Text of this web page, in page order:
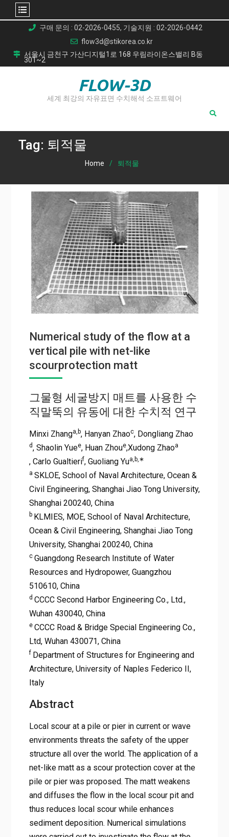
content
구매 문의 : 02-2026-0455, 기술지원 : 02-2026-0442
flow3d@stikorea.co.kr
서울시 금천구 가산디지털1로 168 우림라이온스밸리 B동
301~2
FLOW-3D
세계 최강의 자유표면 수치해석 소프트웨어
Tag: 퇴적물
Home 퇴적물
Numerical study of the flow at a
vertical pile with net-like
scourprotection matt
그물형 세굴방지 매트를 사용한 수
직말뚝의 유동에 대한 수치적 연구
Minxi Zhanga,b, Hanyan Zhaoc, Dongliang Zhao
d, Shaolin Yuee, Huan Zhoue,Xudong Zhaoa
, Carlo Gualtierif, Guoliang Yua,b,∗
a SKLOE, School of Naval Architecture, Ocean &
Civil Engineering, Shanghai Jiao Tong University,
Shanghai 200240, China
b KLMIES, MOE, School of Naval Architecture,
Ocean & Civil Engineering, Shanghai Jiao Tong
University, Shanghai 200240, China
c Guangdong Research Institute of Water
Resources and Hydropower, Guangzhou
510610, China
d CCCC Second Harbor Engineering Co., Ltd.,
Wuhan 430040, China
e CCCC Road & Bridge Special Engineering Co.,
Ltd, Wuhan 430071, China
f Department of Structures for Engineering and
Architecture, University of Naples Federico II,
Italy
Abstract
Local scour at a pile or pier in current or wave
environments threats the safety of the upper
structure all over the world. The application of a
net-like matt as a scour protection cover at the
pile or pier was proposed. The matt weakens
and diffuses the flow in the local scour pit and
thus reduces local scour while enhances
sediment deposition. Numerical simulations